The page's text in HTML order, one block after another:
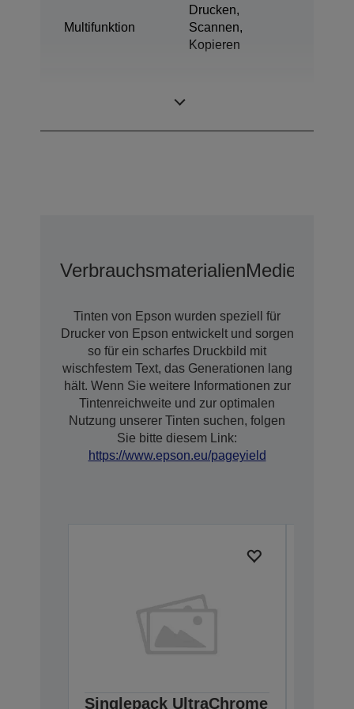
Multifunktion
Drucken,
Scannen,
Kopieren
VerbrauchsmaterialienMedien
Tinten von Epson wurden speziell für
Drucker von Epson entwickelt und sorgen
so für ein scharfes Druckbild mit
wischfestem Text, das Generationen lang
hält. Wenn Sie weitere Informationen zur
Tintenreichweite und zur optimalen
Nutzung unserer Tinten suchen, folgen
Sie bitte diesem Link:
https://www.epson.eu/pageyield
Singlepack UltraChrome